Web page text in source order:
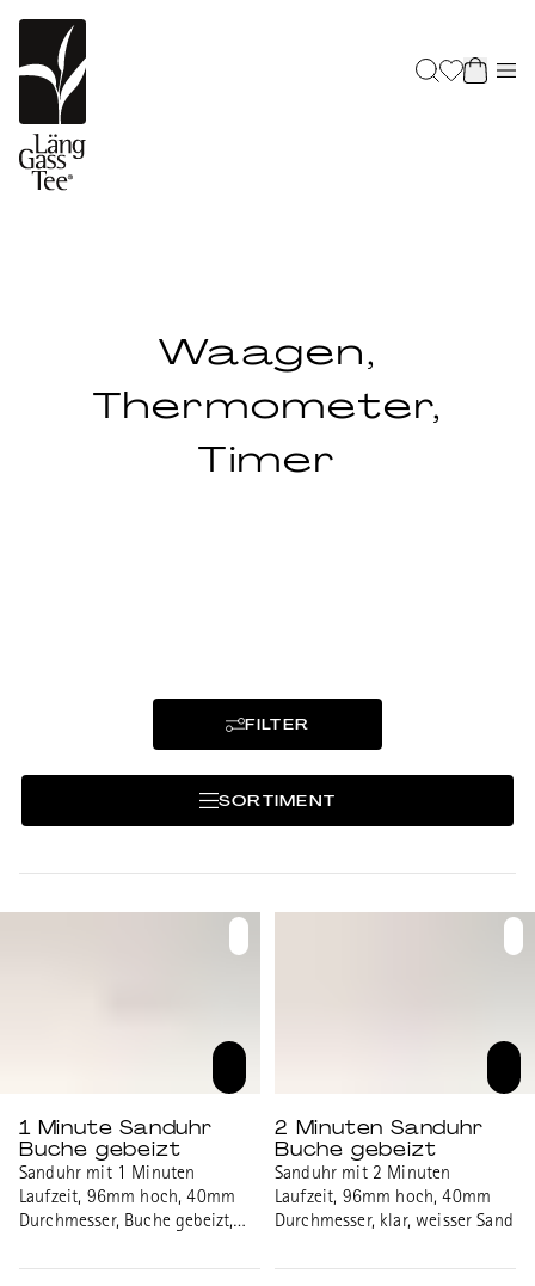
Waagen,
Thermometer,
Timer
FILTER
SORTIMENT
1 Minute Sanduhr
Buche gebeizt
Sanduhr mit 1 Minuten
Laufzeit, 96mm hoch, 40mm
Durchmesser, Buche gebeizt,
2 Minuten Sanduhr
Buche gebeizt
Sanduhr mit 2 Minuten
Laufzeit, 96mm hoch, 40mm
Durchmesser, klar, weisser Sand